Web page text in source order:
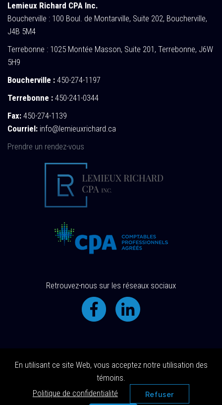
Lemieux Richard CPA Inc.
Boucherville : 100 Boul. de Montarville, Suite 202, Boucherville,
J4B 5M4
Terrebonne : 1025 Montée Masson, Suite 201, Terrebonne, J6W
5H9
Boucherville : 450-274-1197
Terrebonne : 450-241-0344
Fax: 450-274-1139
Courriel: info@lemieuxrichard.ca
Prendre un rendez-vous
Retrouvez-nous sur les réseaux sociaux
© 2018 Tous droits réservés |
En utilisant ce site Web, vous acceptez notre utilisation des
témoins.
Politique de confidentialité
Refuser